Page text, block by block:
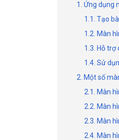
1. Ứng dụng
1.1. Tạo
1.2. Màn
1.3. Hỗ trợ
1.4. Sử
2. Một số
2.1. Màn
2.2. Màn
2.3. Màn
2.4. Màn